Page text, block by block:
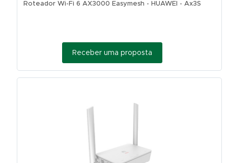
Roteador Wi-Fi 6 AX3000 Easymesh - HUAWEI - Ax3S
Receber uma proposta